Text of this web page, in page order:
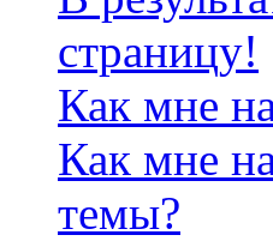
страницу!
Как мне
Как мне
темы?